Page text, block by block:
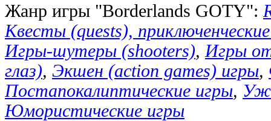
Жанр игры "Borderlands GOTY":
Квесты (quests),
Игры-шутеры (shooters), Игры от
глаз), Экшен (action games) игры,
Постапокалиптические игры,
Юмористические игры